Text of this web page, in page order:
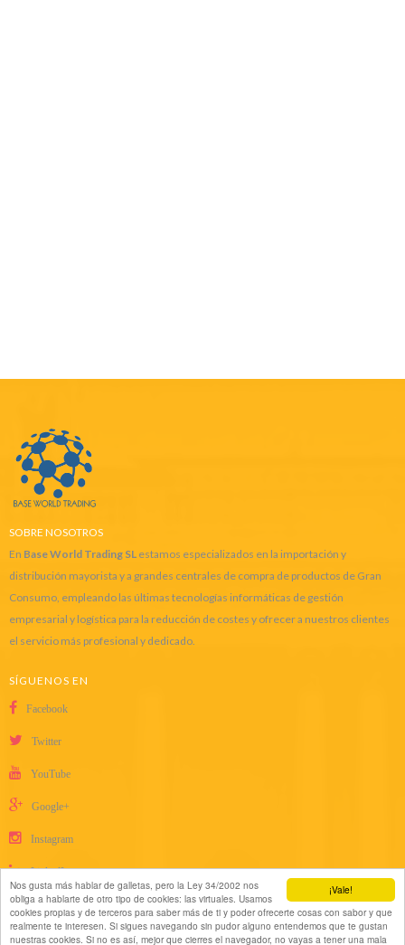
¡Vale!
Nos gusta más hablar de galletas, pero la Ley 34/2002 nos
obliga a hablarte de otro tipo de cookies: las virtuales. Usamos
cookies propias y de terceros para saber más de ti y poder ofrecerte cosas con sabor y que
realmente te interesen. Si sigues navegando sin pudor alguno entendemos que te gustan
nuestras cookies. Si no es así, mejor que cierres el navegador, no vayas a tener una mala
SOBRE NOSOTROS
En Base World Trading SL estamos especializados en la importación y
distribución mayorista y a grandes centrales de compra de productos de Gran
Consumo, empleando las últimas tecnologías informáticas de gestión
empresarial y logística para la reducción de costes y ofrecer a nuestros clientes
el servicio más profesional y dedicado.
SÍGUENOS EN
Facebook
Twitter
YouTube
Google+
Instagram
LinkedIn